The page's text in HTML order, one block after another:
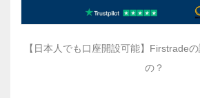
【日本人でも口座開設可能】Firstrade
の？